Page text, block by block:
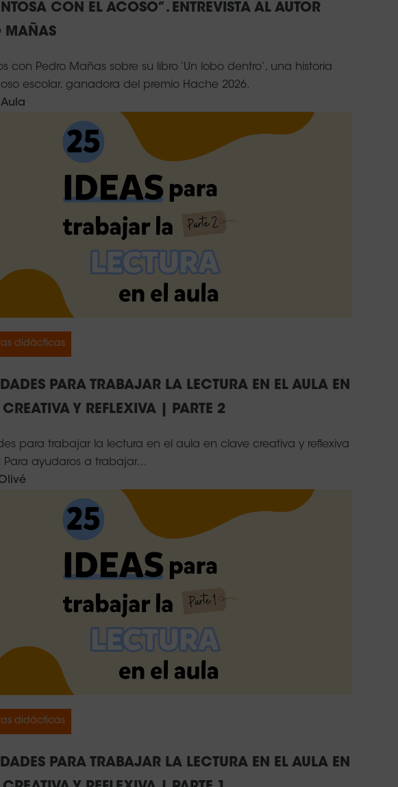
CON EL ACOSO”. ENTREVISTA AL AUTOR
MAÑAS
con Pedro Mañas sobre su libro ‘Un lobo dentro’, una historia
escolar, ganadora del premio Hache 2026.
didácticas
PARA TRABAJAR LA LECTURA EN EL AULA EN
Y REFLEXIVA | PARTE 2
para trabajar la lectura en el aula en clave creativa y reflexiva
Para ayudaros a trabajar...
didácticas
PARA TRABAJAR LA LECTURA EN EL AULA EN